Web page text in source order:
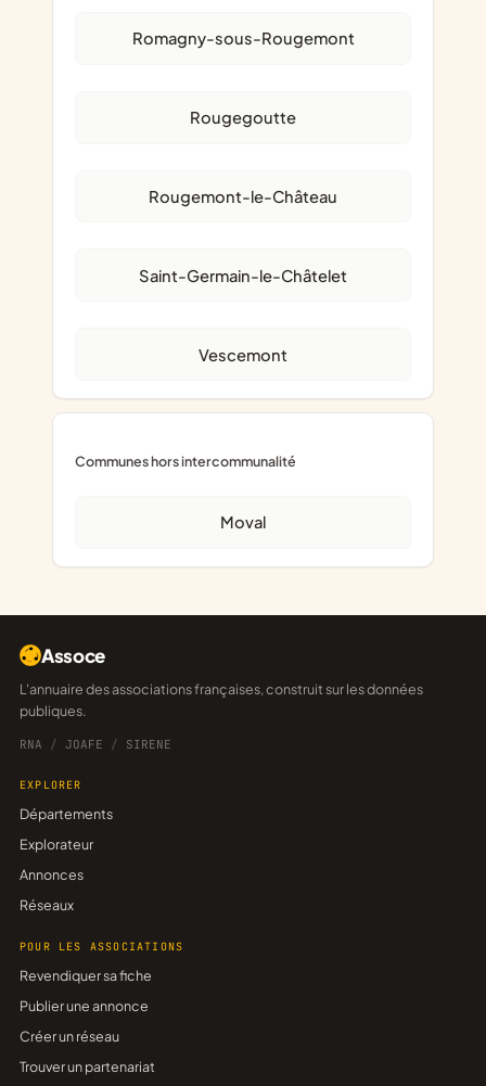
Romagny-sous-Rougemont
Rougegoutte
Rougemont-le-Château
Saint-Germain-le-Châtelet
Vescemont
Communes hors intercommunalité
Moval
Assoce
L'annuaire des associations françaises, construit sur les données
publiques.
RNA / JOAFE / SIRENE
EXPLORER
Départements
Explorateur
Annonces
Réseaux
POUR LES ASSOCIATIONS
Revendiquer sa fiche
Publier une annonce
Créer un réseau
Trouver un partenariat